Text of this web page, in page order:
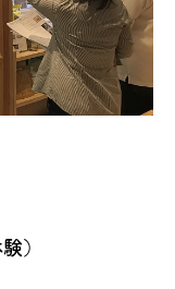
）